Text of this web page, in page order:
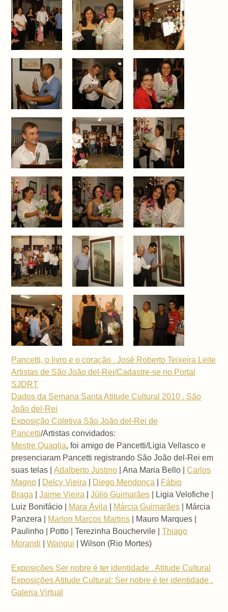
Pancetti, o livro e o coração . José Roberto Teixeira Leite
Artistas de São João del-Rei/Cadastre-se no Portal
SJDRT
Dados da Semana Santa Atitude Cultural 2010 . São
João del-Rei
Exposição Coletiva São João del-Rei de
Pancetti/Artistas convidados:
Mestre Quaglia, foi amigo de Pancetti/Ligia Vellasco e
presenciaram Pancetti registrando São João del-Rei em
suas telas |Adalberto Justino | Ana Maria Bello |Carlos
Magno
Delcy Vieira Diego Mendonça
Fábio
Braga |Jaime Vieira |Júlio Guimarães | Ligia Velofiche |
Luiz Bonifácio | Mara Ávila Márcia Guimarães | Márcia
Panzera | Marlon Marcos Martins | Mauro Marques |
Paulinho | Potto | Terezinha Bouchervile |Thiago
Morandi |Wangui | Wilson (Rio Mortes)
Exposições Ser nobre é ter identidade . Atitude Cultural
Exposições Atitude Cultural: Ser nobre é ter identidade .
Galeria Virtual